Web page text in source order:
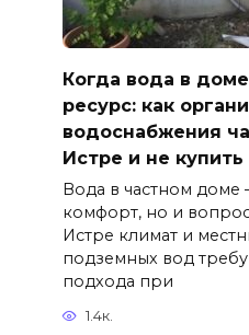
Когда вода в
ресурс: как
водоснабжения
Истре и не
Вода в частном доме
комфорт, но и
Истре климат и
подземных вод
подхода при
1.4к.